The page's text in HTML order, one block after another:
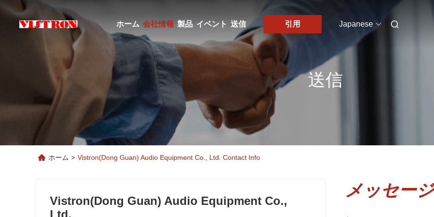
ホーム 会社情報 製品 イベント 送信 引用 Japanese
送信
ホーム > Vistron(Dong Guan) Audio Equipment Co., Ltd. Contact Info
Vistron(Dong Guan) Audio Equipment Co.,
Ltd.
メッセー